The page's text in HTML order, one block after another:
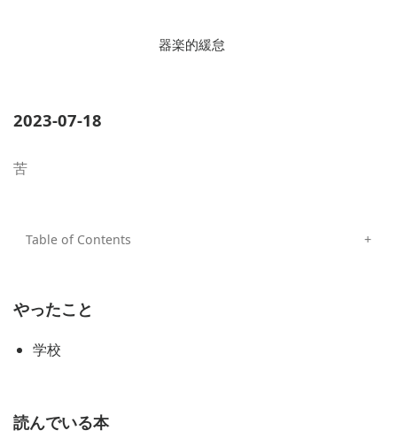
器楽的緩怠
2023-07-18
苦
やったこと
学校
読んでいる本